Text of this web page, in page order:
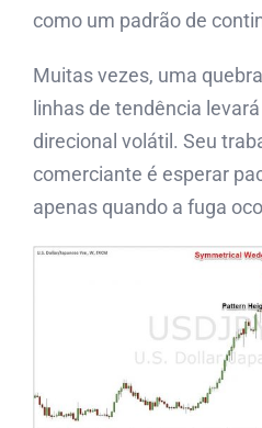
como um padrão de
Muitas vezes, uma
linhas de tendência
direcional volátil. Seu
comerciante é esperar
apenas quando a fuga